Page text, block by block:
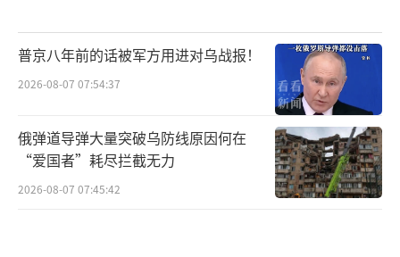
普京八年前的话被军方用进对乌战报！
2026-08-07 07:54:37
俄弹道导弹大量突破乌防线原因何在
“爱国者”耗尽拦截无力
2026-08-07 07:45:42